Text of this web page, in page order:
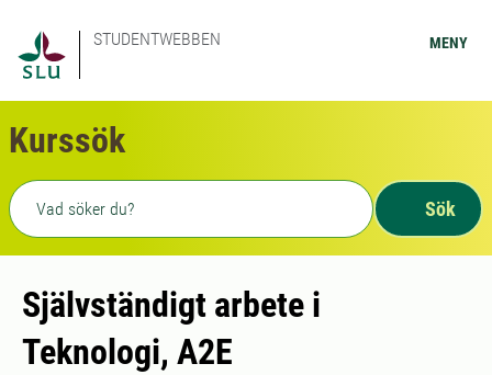
STUDENTWEBBEN MENY
Kurssök
Fritext sökning
Sök
Självständigt arbete i
Teknologi, A2E